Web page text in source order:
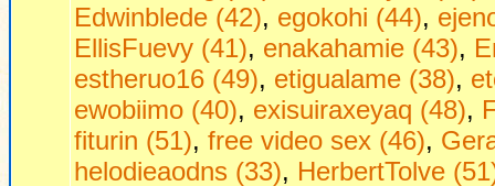
Edwinblede (42), egokohi (44),
EllisFuevy (41), enakahamie (43),
estheruo16 (49), etigualame (38),
ewobiimo (40), exisuiraxeyaq (48),
fiturin (51), free video sex (46),
helodieaodns (33), HerbertTolve